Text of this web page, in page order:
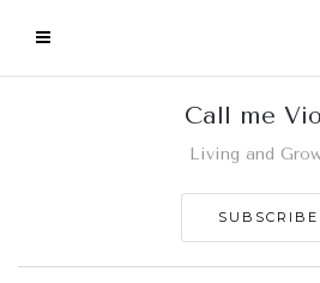
Call me
Living and
SUBSCRIBE